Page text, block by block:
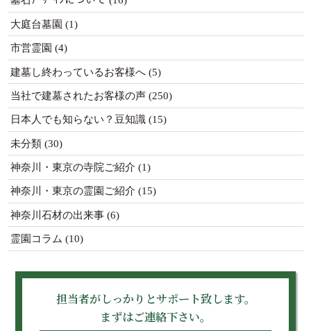
大庭台墓園 (1)
市営霊園 (4)
建墓し終わっているお客様へ(5)
当社で建墓されたお客様の声(250)
日本人でも知らない？豆知識(15)
未分類(30)
神奈川・東京の寺院ご紹介 (1)
神奈川・東京の霊園ご紹介 (15)
神奈川石材の出来事(6)
霊園コラム (10)
担当者がしっかりとサポート致します。
まずはご連絡下さい。